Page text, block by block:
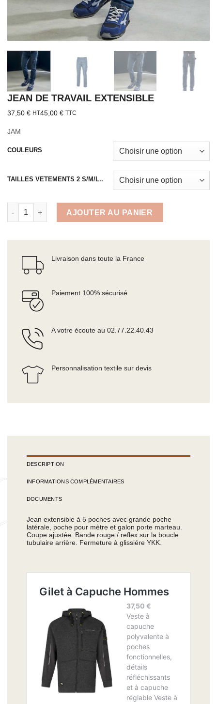
JEAN DE TRAVAIL EXTENSIBLE
37,50 € HT45,00 € TTC
JAM
COULEURS
TAILLES VETEMENTS 2 S/M/L..
quantité de JEAN DE TRAVAIL EXTENSIBLE
AJOUTER AU PANIER
Livraison dans toute la France
Paiement 100% sécurisé
A votre écoute au 02.77.22.40.43
Personnalisation textile sur devis
DESCRIPTION
INFORMATIONS COMPLÉMENTAIRES
DOCUMENTS
Jean extensible à 5 poches avec grande poche
latérale, poche pour mètre et galon porte marteau.
Coupe ajustée. Bande rouge / reflex sur la boucle
tubulaire arrière. Fermeture à glissiére YKK.